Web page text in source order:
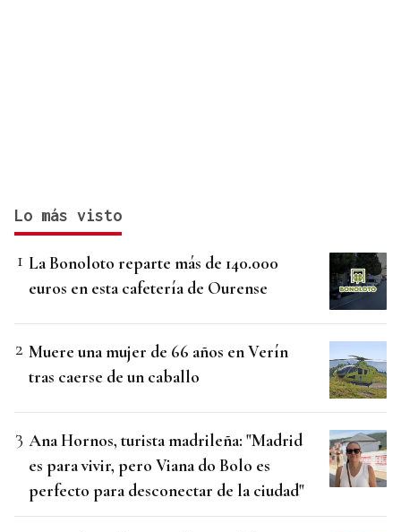
Lo más visto
La Bonoloto reparte más de 140.000
euros en esta cafetería de Ourense
Muere una mujer de 66 años en Verín
tras caerse de un caballo
Ana Hornos, turista madrileña: "Madrid
es para vivir, pero Viana do Bolo es
perfecto para desconectar de la ciudad"